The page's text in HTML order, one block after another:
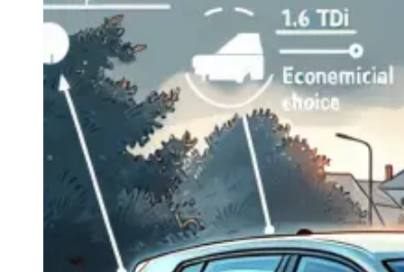
Navigație Dacia Logan 3 (2020–Prezent)
Dacia Duster
Navigatie Duster 2011
Navigatie Duster 2019
Audi
Navigatie Audi A3 8p
Navigatie Audi A4
Navigatie Audi A4 B6
Navigatie Audi A4 B7
Navigatie Audi A4 B8
Navigatie Audi A5
Navigatie Audi A6 C5
Navigatie Audi A6 C6
Navigatie Audi A6 C7
Navigatie Audi Q5
Ford
Navigație Ford Fiesta